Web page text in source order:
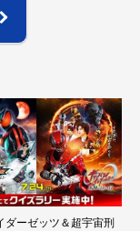
ダーゼッツ＆超宇宙刑